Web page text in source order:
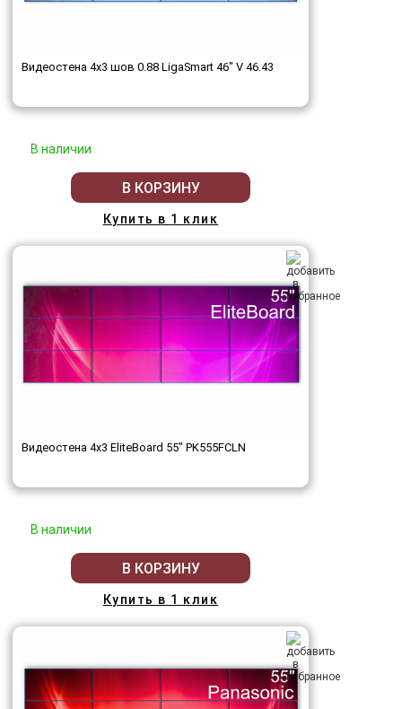
Видеостена 4x3 шов 0.88 LigaSmart 46" V 46.43
В наличии
В КОРЗИНУ
Купить в 1 клик
Видеостена 4x3 EliteBoard 55" PK555FCLN
В наличии
В КОРЗИНУ
Купить в 1 клик